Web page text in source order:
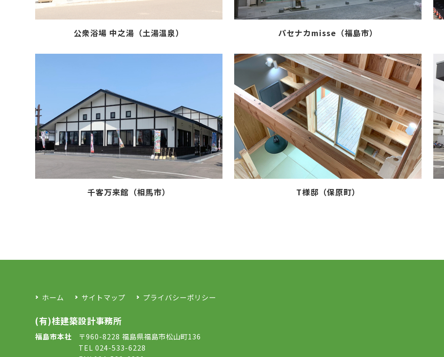
公衆浴場 中之湯（土湯温泉） パセナカmisse（福島市）
千客万来館（相馬市） T様邸（保原町）
ホーム サイトマップ プライバシーポリシー
(有)桂建築設計事務所
福島市本社
〒960-8228 福島県福島市松山町136
TEL 024-533-6228